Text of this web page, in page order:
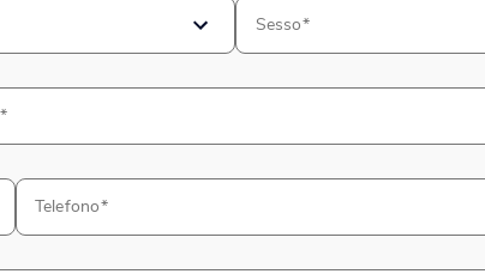
Sesso
Telefono